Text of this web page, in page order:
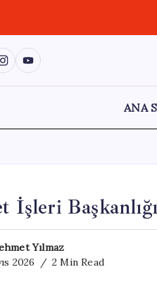
t.me/www.instagram.com/
https://youtube.com/
ANA
İşleri
Yılmaz
2026
2 Min Read